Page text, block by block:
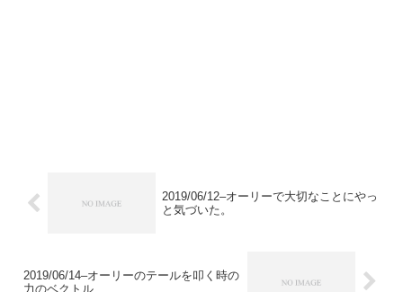
2019/06/12–オーリーで大切なことにやっ
と気づいた。
2019/06/14–オーリーのテールを叩く時の
力のベクトル